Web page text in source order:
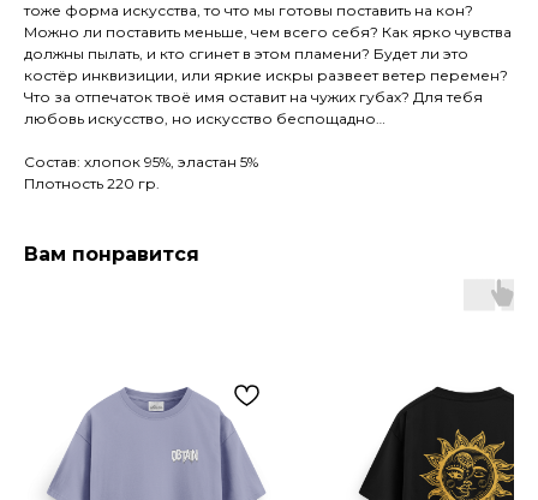
тоже форма искусства, то что мы готовы поставить на кон?
Можно ли поставить меньше, чем всего себя? Как ярко чувства
должны пылать, и кто сгинет в этом пламени? Будет ли это
костёр инквизиции, или яркие искры развеет ветер перемен?
Что за отпечаток твоё имя оставит на чужих губах? Для тебя
любовь искусство, но искусство беспощадно…
Состав: хлопок 95%, эластан 5%
Плотность 220 гр.
Вам понравится